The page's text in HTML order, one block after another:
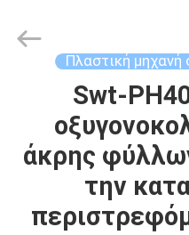
ΠΡΟΪΌΝΤΑ
ΣΧΕΤΙΚΆ
Mingmai
Technology
Πλαστική
Swt-
άκρης
την